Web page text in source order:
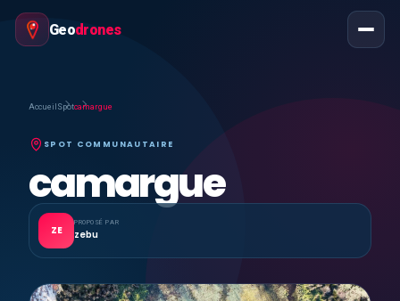
Geodrones
Accueil Spotcamargue
SPOT COMMUNAUTAIRE
camargue
ZE
PROPOSÉ PAR
zebu